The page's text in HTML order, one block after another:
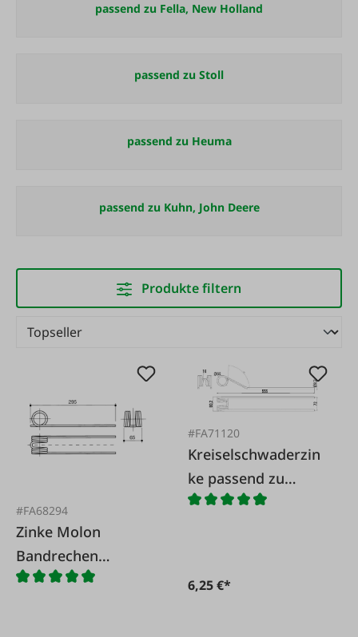
passend zu Fella, New Holland
passend zu Stoll
passend zu Heuma
passend zu Kuhn, John Deere
Produkte filtern
#FA68294
Zinke Molon
Bandrechen
Speedy2
#FA71120
Kreiselschwaderzin
ke passend zu
Pöttinger TOP und
6,25 €*